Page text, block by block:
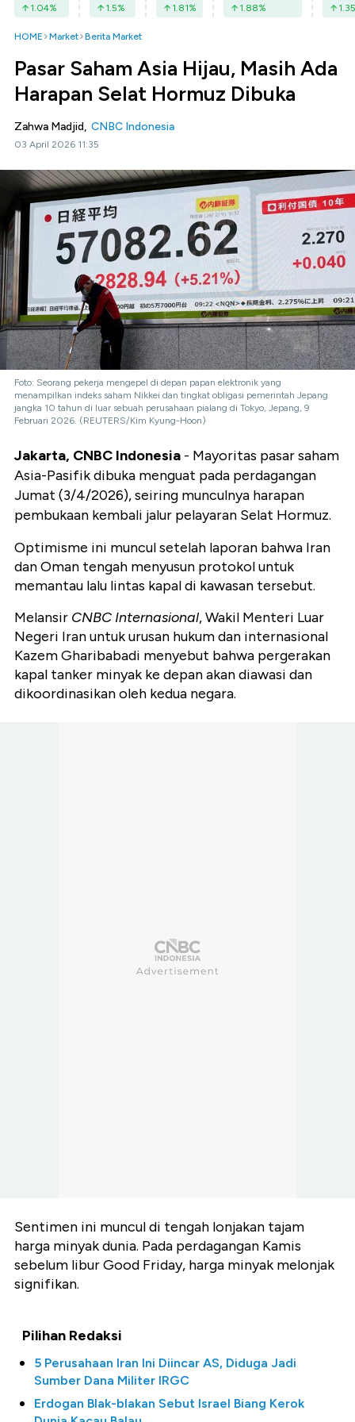
1.04% 1.5% 1.81% 1.88% 1.35
HOME Market Berita Market
Pasar Saham Asia Hijau, Masih Ada
Harapan Selat Hormuz Dibuka
Zahwa Madjid, CNBC Indonesia
03 April 2026 11:35
Foto: Seorang pekerja mengepel di depan papan elektronik yang
menampilkan indeks saham Nikkei dan tingkat obligasi pemerintah Jepang
jangka 10 tahun di luar sebuah perusahaan pialang di Tokyo, Jepang, 9
Februari 2026. (REUTERS/Kim Kyung-Hoon)
Jakarta, CNBC Indonesia - Mayoritas pasar saham
Asia-Pasifik dibuka menguat pada perdagangan
Jumat (3/4/2026), seiring munculnya harapan
pembukaan kembali jalur pelayaran Selat Hormuz.
Optimisme ini muncul setelah laporan bahwa Iran
dan Oman tengah menyusun protokol untuk
memantau lalu lintas kapal di kawasan tersebut.
Melansir CNBC Internasional, Wakil Menteri Luar
Negeri Iran untuk urusan hukum dan internasional
Kazem Gharibabadi menyebut bahwa pergerakan
kapal tanker minyak ke depan akan diawasi dan
dikoordinasikan oleh kedua negara.
Sentimen ini muncul di tengah lonjakan tajam
harga minyak dunia. Pada perdagangan Kamis
sebelum libur Good Friday, harga minyak melonjak
signifikan.
Pilihan Redaksi
5 Perusahaan Iran Ini Diincar AS, Diduga Jadi
Sumber Dana Militer IRGC
Erdogan Blak-blakan Sebut Israel Biang Kerok